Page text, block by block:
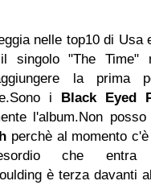
nelle top10 di Usa
singolo "The Time"
la prima
i Black Eyed
l'album.Non
perchè al momento
che
è terza davanti